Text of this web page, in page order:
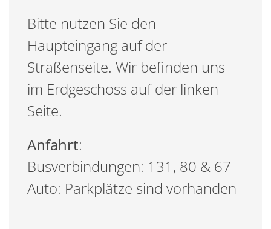
Bitte nutzen Sie den
Haupteingang auf der
Straßenseite. Wir befinden uns
im Erdgeschoss auf der linken
Seite.
Anfahrt:
Busverbindungen: 131, 80 & 67
Auto: Parkplätze sind vorhanden